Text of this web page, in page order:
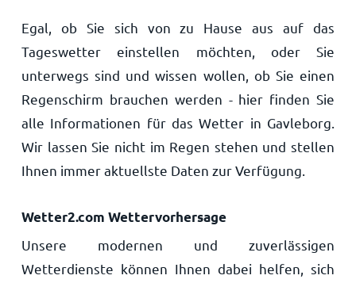
Egal, ob Sie sich von zu Hause aus auf das
Tageswetter einstellen möchten, oder Sie
unterwegs sind und wissen wollen, ob Sie einen
Regenschirm brauchen werden - hier finden Sie
alle Informationen für das Wetter in Gavleborg.
Wir lassen Sie nicht im Regen stehen und stellen
Ihnen immer aktuellste Daten zur Verfügung.
Wetter2.com Wettervorhersage
Unsere modernen und zuverlässigen
Wetterdienste können Ihnen dabei helfen, sich